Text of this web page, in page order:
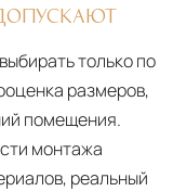
только по
размеров,
помещения.
монтажа
реальный